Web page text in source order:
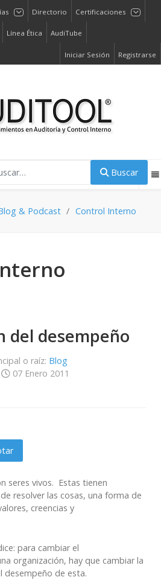
Directorio Certificaciones
Línea Ética AudiTube
Iniciar Sesión Registrarse
Buscar
& Podcast Control Interno
del desempeño
o raíz: Blog
07 Enero 2011
seres vivos. Estas tienen
resolver las cosas, una forma de
creencias y
para cambiar el
organización, hay que cambiar la
desempeño de esta.